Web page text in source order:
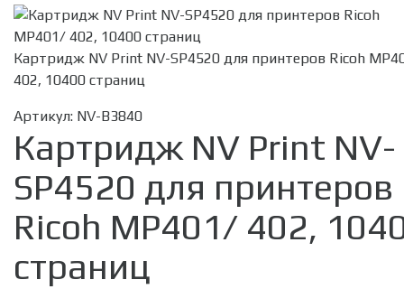
Картридж NV Print NV-SP4520 для принтеров Ricoh
402, 10400 страниц
Артикул: NV-B3840
Картридж NV Print NV-
SP4520 для принтеров
Ricoh MP401/ 402,
страниц